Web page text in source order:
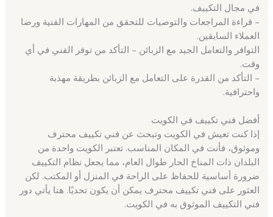
في مجال التكييف.
– قراءة المراجعات والتوصيات للتحقق من المهارات الفنية ورضا
العملاء السابقين.
التوافر والتعامل الجيد مع الزبائن – التأكد من توفر الفني في أي
وقت.
– التأكد من القدرة على التعامل مع الزبائن بطريقة مهذبة
واحترافية.
أفضل فني تكييف في الكويت
إذا كنت تعيش في الكويت وتبحث عن فني تكييف محترف
وموثوق، فأنت في المكان المناسب. تعتبر الكويت واحدة من
البلدان ذات المناخ الحار طوال العام، مما يجعل نظام التكييف
ضرورة أساسية للحفاظ على الراحة في المنزل أو المكتب. لكن
العثور على فني تكييف محترف يمكن أن يكون تحديًا. هنا يأتي دور
فني التكييف الموثوق به في الكويت.